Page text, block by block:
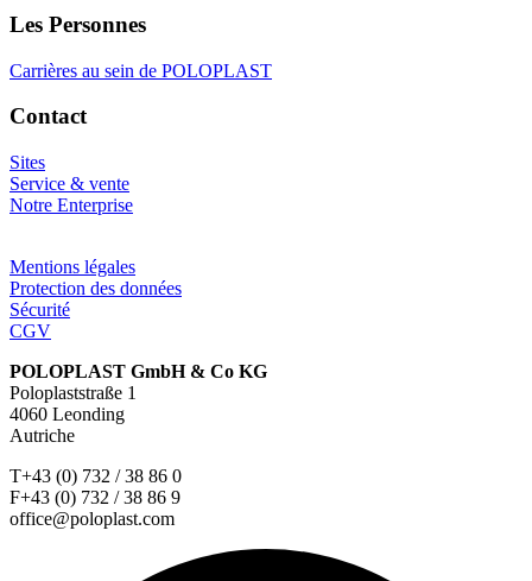
Les Personnes
Carrières au sein de POLOPLAST
Contact
Sites
Service & vente
Notre Enterprise
Mentions légales
Protection des données
Sécurité
CGV
POLOPLAST GmbH & Co KG
Poloplaststraße 1
4060 Leonding
Autriche
T+43 (0) 732 / 38 86 0
F+43 (0) 732 / 38 86 9
office@poloplast.com